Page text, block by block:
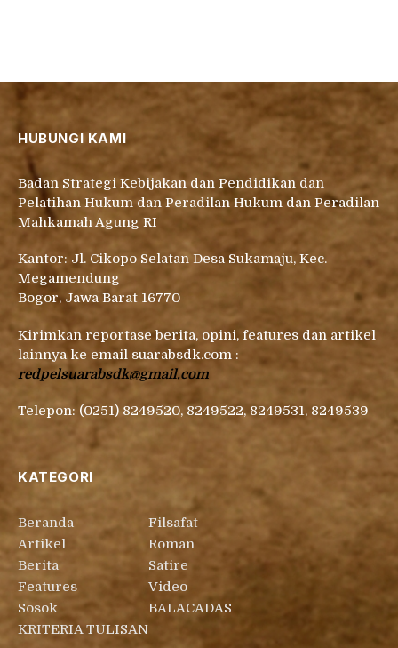
HUBUNGI KAMI
Badan Strategi Kebijakan dan Pendidikan dan
Pelatihan Hukum dan Peradilan Hukum dan Peradilan
Mahkamah Agung RI
Kantor: Jl. Cikopo Selatan Desa Sukamaju, Kec.
Megamendung
Bogor, Jawa Barat 16770
Kirimkan reportase berita, opini, features dan artikel
lainnya ke email suarabsdk.com :
redpelsuarabsdk@gmail.com
Telepon: (0251) 8249520, 8249522, 8249531, 8249539
KATEGORI
Beranda
Artikel
Berita
Features
Sosok
KRITERIA TULISAN
Filsafat
Roman
Satire
Video
BALACADAS